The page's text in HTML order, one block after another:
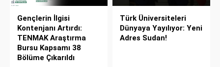
Gençlerin İlgisi
Kontenjanı Artırdı:
TENMAK Araştırma
Bursu Kapsamı 38
Bölüme Çıkarıldı
Türk Üniversiteleri
Dünyaya Yayılıyor: Yeni
Adres Sudan!